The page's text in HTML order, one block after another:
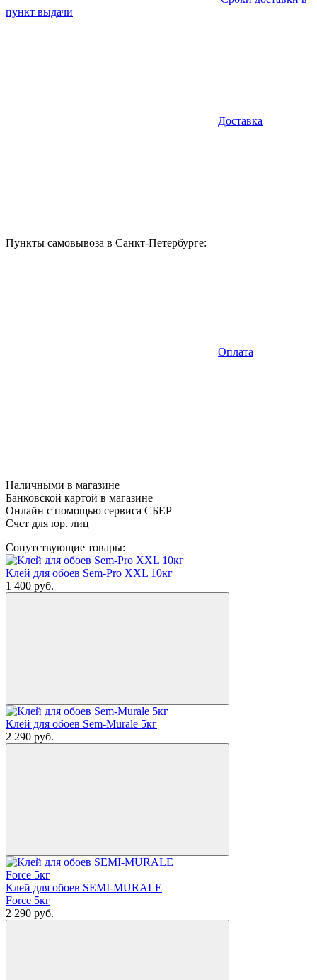
пункт выдачи
Доставка
Пункты самовывоза в Санкт-Петербурге:
Оплата
Наличными в магазине
Банковской картой в магазине
Онлайн с помощью сервиса СБЕР
Счет для юр. лиц
Сопутствующие товары:
Клей для обоев Sem-Pro XXL 10кг
1 400 руб.
Клей для обоев Sem-Murale 5кг
2 290 руб.
Клей для обоев SEMI-MURALE
Force 5кг
2 290 руб.